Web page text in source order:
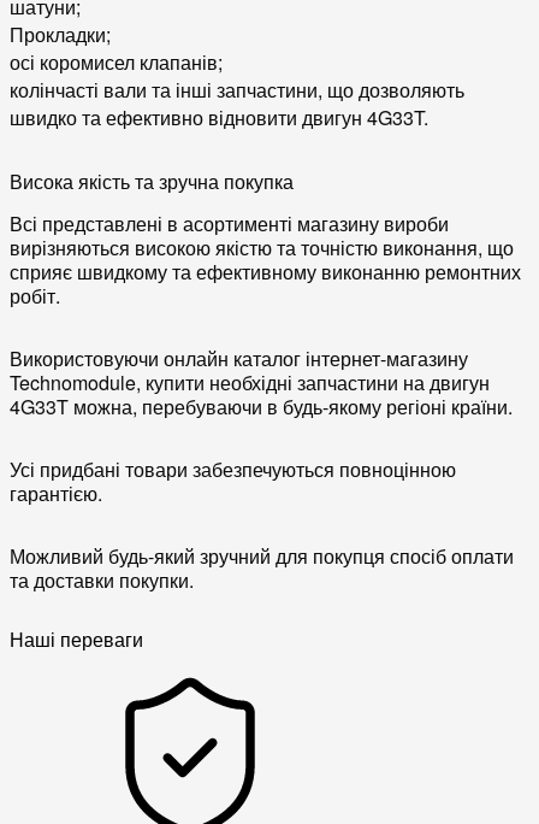
шатуни;
Прокладки;
осі коромисел клапанів;
колінчасті вали та інші запчастини, що дозволяють
швидко та ефективно відновити двигун 4G33T.
Висока якість та зручна покупка
Всі представлені в асортименті магазину вироби
вирізняються високою якістю та точністю виконання, що
сприяє швидкому та ефективному виконанню ремонтних
робіт.
Використовуючи онлайн каталог інтернет-магазину
Technomodule, купити необхідні запчастини на двигун
4G33T можна, перебуваючи в будь-якому регіоні країни.
Усі придбані товари забезпечуються повноцінною
гарантією.
Можливий будь-який зручний для покупця спосіб оплати
та доставки покупки.
Наші переваги